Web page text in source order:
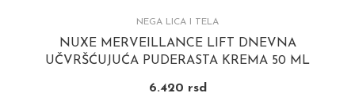
NEGA LICA I TELA
NUXE MERVEILLANCE LIFT DNEVNA
UČVRŠĆUJUĆA PUDERASTA KREMA 50 ML
6.420 rsd